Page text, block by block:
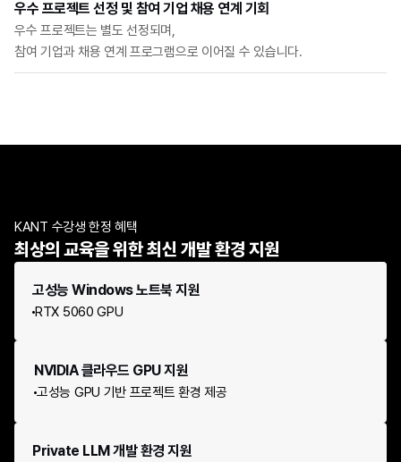
우수 프로젝트 선정 및 참여 기업 채용 연계 기회
우수 프로젝트는 별도 선정되며,
참여 기업과 채용 연계 프로그램으로 이어질 수 있습니다.
KANT 수강생 한정 혜택
최상의 교육을 위한 최신 개발 환경 지원
고성능 Windows 노트북 지원
RTX 5060 GPU
NVIDIA 클라우드 GPU 지원
고성능 GPU 기반 프로젝트 환경 제공
Private LLM 개발 환경 지원